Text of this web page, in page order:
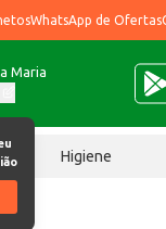
WhatsApp de Ofertas
Maria
Higiene